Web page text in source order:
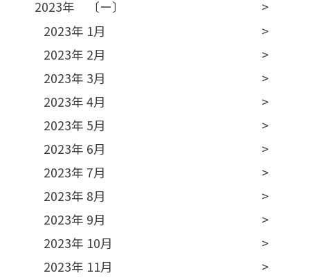
2023年 〔ー〕
2023年 1月
2023年 2月
2023年 3月
2023年 4月
2023年 5月
2023年 6月
2023年 7月
2023年 8月
2023年 9月
2023年 10月
2023年 11月